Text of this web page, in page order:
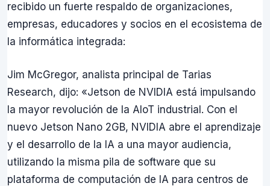
recibido un fuerte respaldo de organizaciones,
empresas, educadores y socios en el ecosistema de
la informática integrada:
Jim McGregor, analista principal de Tarias
Research, dijo: «Jetson de NVIDIA está impulsando
la mayor revolución de la AIoT industrial. Con el
nuevo Jetson Nano 2GB, NVIDIA abre el aprendizaje
y el desarrollo de la IA a una mayor audiencia,
utilizando la misma pila de software que su
plataforma de computación de IA para centros de